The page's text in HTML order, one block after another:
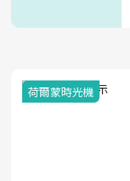
荷爾蒙時光機